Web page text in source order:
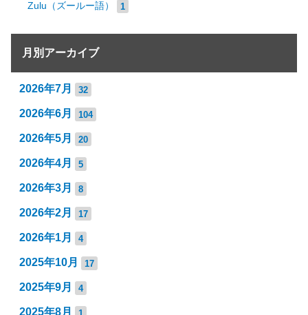
Zulu（ズールー語） 1
月別アーカイブ
2026年7月 32
2026年6月 104
2026年5月 20
2026年4月 5
2026年3月 8
2026年2月 17
2026年1月 4
2025年10月 17
2025年9月 4
2025年8月 1